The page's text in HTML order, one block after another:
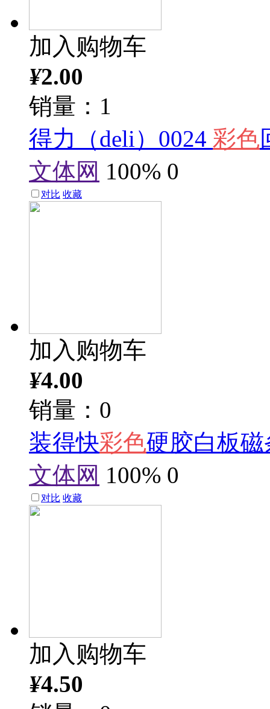
加入购物车
¥2.00
销量：1
得力（deli）0024 彩色
文体网 100% 0
对比 收藏
加入购物车
¥4.00
销量：0
装得快彩色硬胶白板磁
文体网 100% 0
对比 收藏
加入购物车
¥4.50